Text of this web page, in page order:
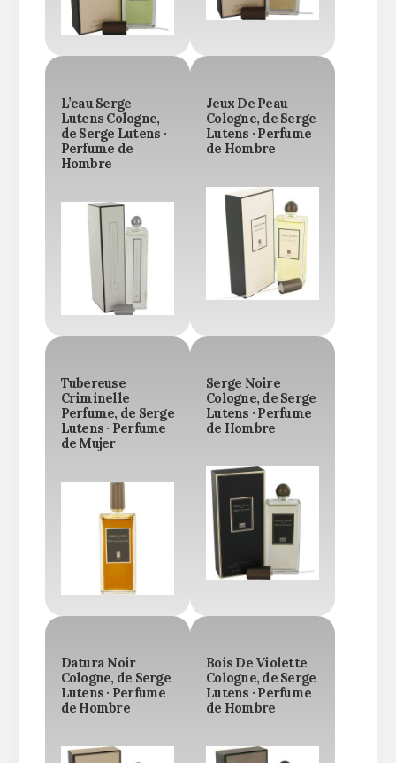
L’eau Serge
Lutens Cologne,
de Serge Lutens ·
Perfume de
Hombre
Jeux De Peau
Cologne, de Serge
Lutens · Perfume
de Hombre
Tubereuse
Criminelle
Perfume, de Serge
Lutens · Perfume
de Mujer
Serge Noire
Cologne, de Serge
Lutens · Perfume
de Hombre
Datura Noir
Cologne, de Serge
Lutens · Perfume
de Hombre
Bois De Violette
Cologne, de Serge
Lutens · Perfume
de Hombre